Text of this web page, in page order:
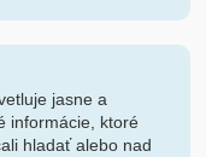
jasne a
informácie, ktoré
hladať alebo nad